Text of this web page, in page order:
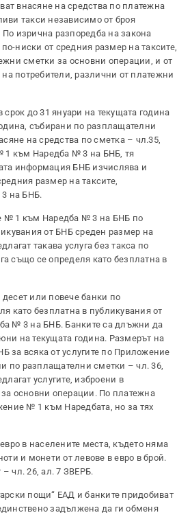
внасяне на средства по платежна
такси независимо от броя
изрична разпоредба на закона
ниски от средния размер на таксите,
сметки за основни операции, и от
потребители, различни от платежни
до 31 януари на текущата година
събирани по разплащателни
на средства по сметка – чл.35,
1 към Наредба № 3 на БНБ, тя
информация БНБ изчислява и
размер на таксите,
3 на БНБ.
№ 1 към Наредба № 3 на БНБ по
от БНБ среден размер на
такава услуга без такса по
също се определя като безплатна в
или повече банки по
като безплатна в публикувания от
№ 3 на БНБ. Банките са длъжни да
на текущата година. Размерът на
за всяка от услугите по Приложение
по разплащателни сметки – чл. 36,
услугите, изброени в
основни операции. По платежна
№ 1 към Наредбата, но за тях
в населените места, където няма
и монети от левове в евро в брой.
чл. 26, ал. 7 ЗВЕРБ.
пощи“ ЕАД и банките придобиват
задължена да ги обменя